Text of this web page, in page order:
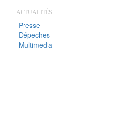
ACTUALITÉS
Presse
Dépeches
Multimedia